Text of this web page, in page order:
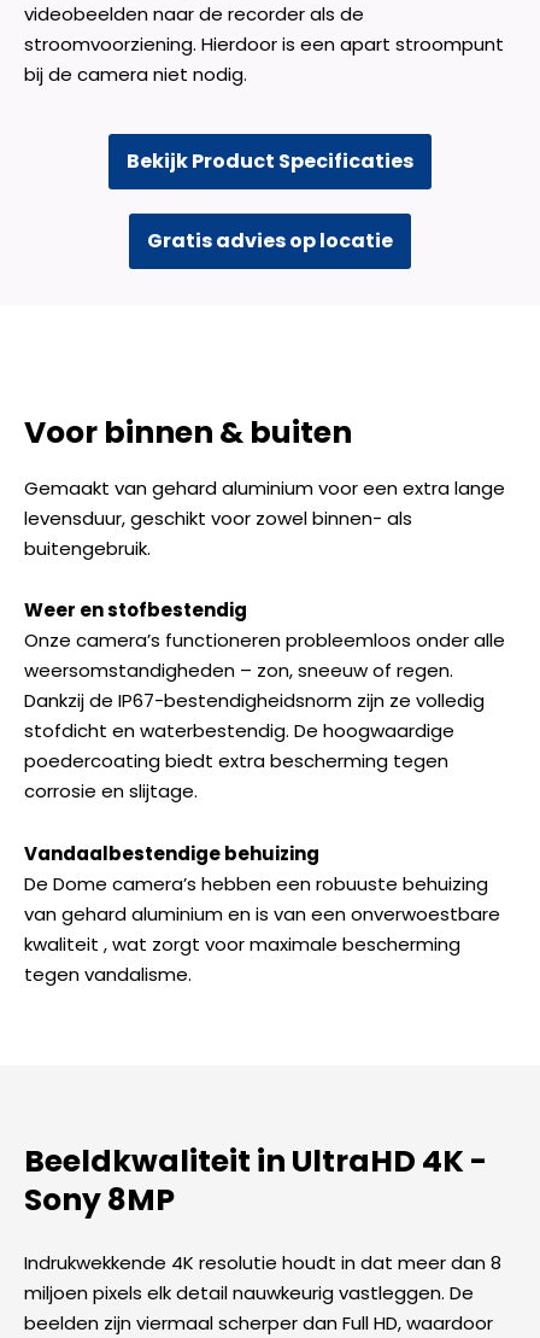
videobeelden naar de recorder als de
stroomvoorziening. Hierdoor is een apart stroompunt
bij de camera niet nodig.
Bekijk Product Specificaties
Gratis advies op locatie
Voor binnen & buiten
Gemaakt van gehard aluminium voor een extra lange
levensduur, geschikt voor zowel binnen- als
buitengebruik.
Weer en stofbestendig
Onze camera’s functioneren probleemloos onder alle
weersomstandigheden – zon, sneeuw of regen.
Dankzij de IP67-bestendigheidsnorm zijn ze volledig
stofdicht en waterbestendig. De hoogwaardige
poedercoating biedt extra bescherming tegen
corrosie en slijtage.
Vandaalbestendige behuizing
De Dome camera’s hebben een robuuste behuizing
van gehard aluminium en is van een onverwoestbare
kwaliteit , wat zorgt voor maximale bescherming
tegen vandalisme.
Beeldkwaliteit in UltraHD 4K -
Sony 8MP​
Indrukwekkende 4K resolutie houdt in dat meer dan 8
miljoen pixels elk detail nauwkeurig vastleggen. De
beelden zijn viermaal scherper dan Full HD, waardoor